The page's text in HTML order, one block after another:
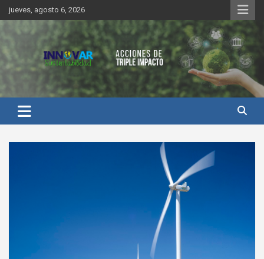
Saltar
al
contenido
jueves, agosto 6, 2026
Innovar Sustentabilidad